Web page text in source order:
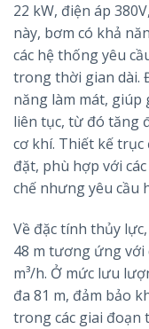
22 kW, điện áp
này, bơm có khả
các hệ thống yêu
trong thời gian dài.
năng làm mát,
liên tục, từ đó tăng
cơ khí. Thiết kế
đặt, phù hợp với
chế nhưng yêu cầu
Về đặc tính thủy
48 m tương ứng với
m³/h. Ở mức lưu
đa 81 m, đảm bảo
trong các giai đoạn